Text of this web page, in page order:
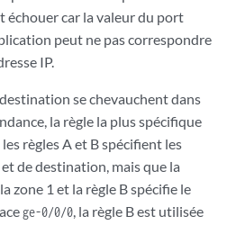
échouer car la valeur du port
peut ne pas correspondre
IP.
se chevauchent dans
la règle la plus spécifique
règles A et B spécifient les
de destination, mais que la
zone 1 et la règle B spécifie le
ge-0/0/0, la règle B est utilisée